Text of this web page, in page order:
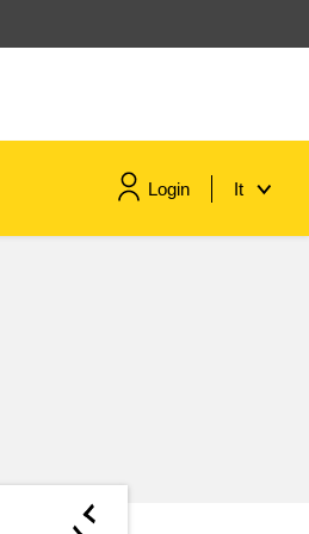
Login It
◄